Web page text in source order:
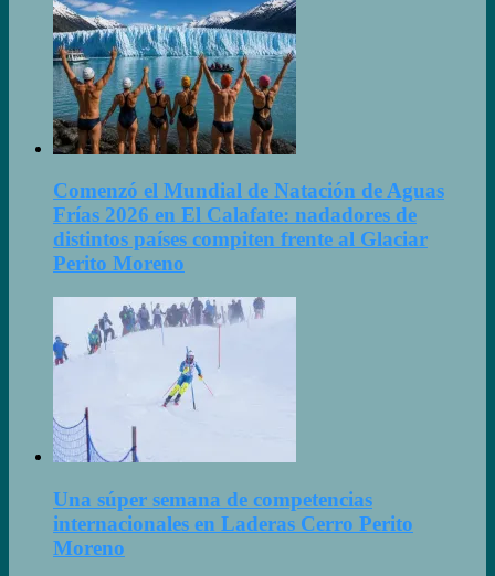
Comenzó el Mundial de Natación de Aguas
Frías 2026 en El Calafate: nadadores de
distintos países compiten frente al Glaciar
Perito Moreno
Una súper semana de competencias
internacionales en Laderas Cerro Perito
Moreno